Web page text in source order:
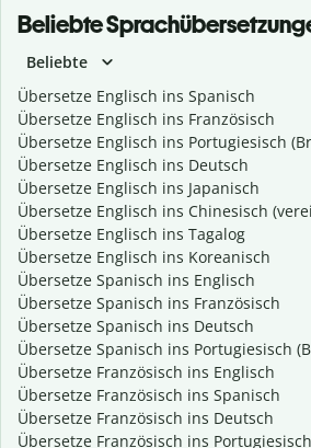
Beliebte
Beliebte
Übersetze Englisch ins Spanisch
Übersetze Englisch ins Französisch
Übersetze Englisch ins Portugiesisch
Übersetze Englisch ins Deutsch
Übersetze Englisch ins Japanisch
Übersetze Englisch ins Chinesisch
Übersetze Englisch ins Tagalog
Übersetze Englisch ins Koreanisch
Übersetze Spanisch ins Englisch
Übersetze Spanisch ins Französisch
Übersetze Spanisch ins Deutsch
Übersetze Spanisch ins Portugiesisch
Übersetze Französisch ins Englisch
Übersetze Französisch ins Spanisch
Übersetze Französisch ins Deutsch
Übersetze Französisch ins